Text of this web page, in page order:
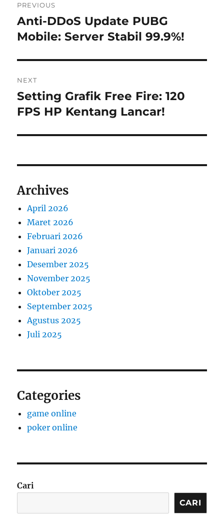
pos
PREVIOUS
Previous
post:
Anti-DDoS Update PUBG
Mobile: Server Stabil 99.9%!
NEXT
Next
post:
Setting Grafik Free Fire: 120
FPS HP Kentang Lancar!
Archives
April 2026
Maret 2026
Februari 2026
Januari 2026
Desember 2025
November 2025
Oktober 2025
September 2025
Agustus 2025
Juli 2025
Categories
game online
poker online
Cari
CARI